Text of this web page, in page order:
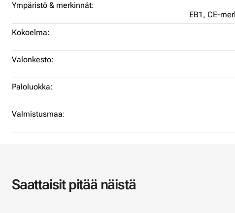
Ympäristö & merkinnät:
EB1, CE-
Kokoelma:
Valonkesto:
Paloluokka:
Valmistusmaa:
Saattaisit pitää näistä